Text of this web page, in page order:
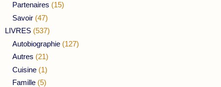
Partenaires (15)
Savoir (47)
LIVRES (537)
Autobiographie (127)
Autres (21)
Cuisine (1)
Famille (5)